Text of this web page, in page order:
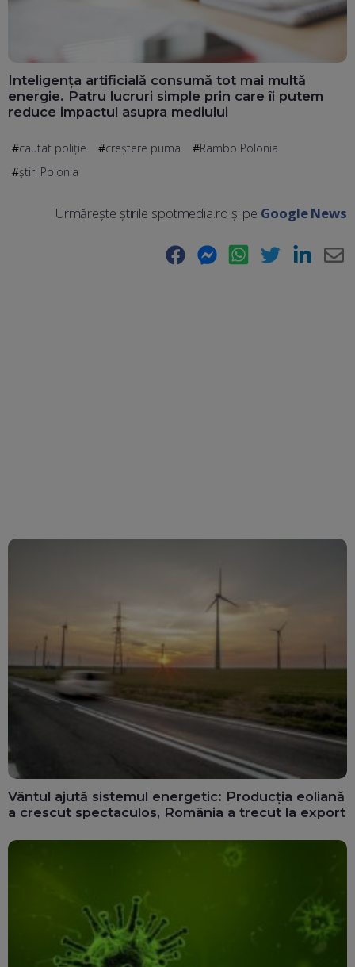
Inteligența artificială consumă tot mai multă
energie. Patru lucruri simple prin care îi putem
reduce impactul asupra mediului
cautat poliție creștere puma
Rambo Polonia
știri Polonia
Urmărește știrile spotmedia.ro și pe Google News
Facebook Messenger WhatsApp Twitter LinkedIn
Vântul ajută sistemul energetic: Producția eoliană
a crescut spectaculos, România a trecut la export